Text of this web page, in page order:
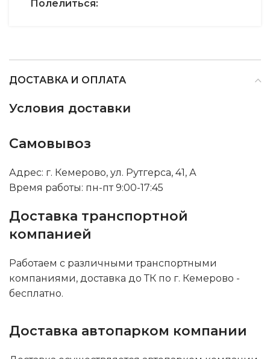
Полелиться:
ДОСТАВКА И ОПЛАТА
Условия доставки
Самовывоз
Адрес: г. Кемерово, ул. Рутгерса, 41, А
Время работы: пн-пт 9:00-17:45
Доставка транспортной
компанией
Работаем с различными транспортными
компаниями, доставка до ТК по г. Кемерово -
бесплатно.
Доставка автопарком компании